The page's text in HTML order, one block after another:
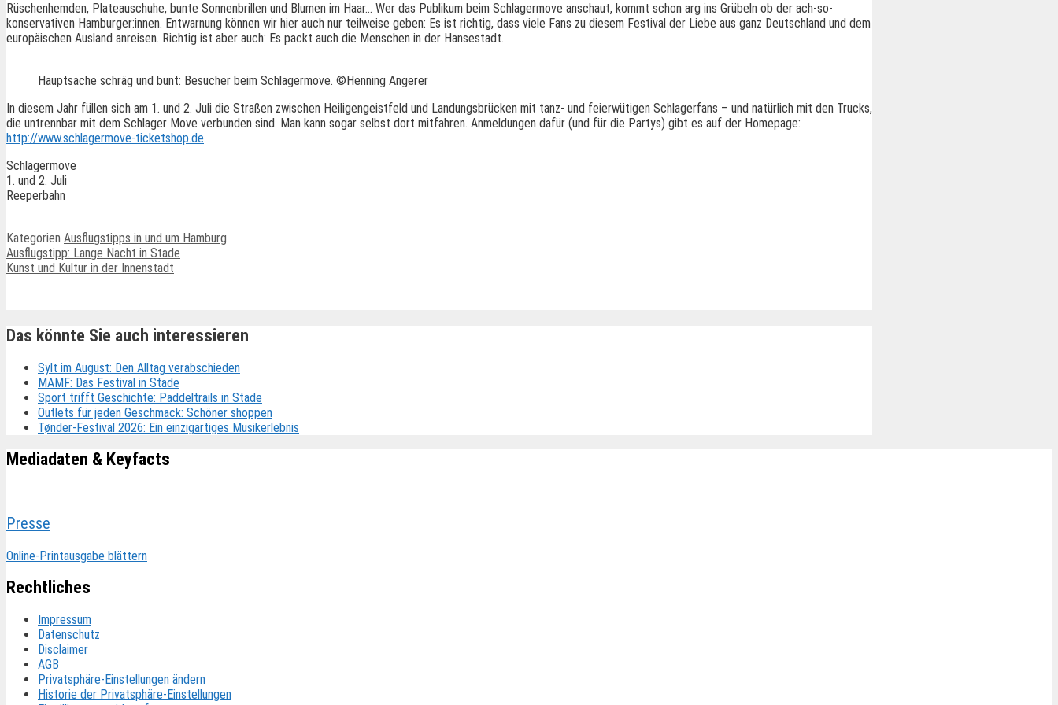
Rüschenhemden, Plateauschuhe, bunte Sonnenbrillen und Blumen im Haar… Wer das Publikum beim Schlagermove anschaut, kommt schon arg ins Grübeln ob der ach-so-
konservativen Hamburger:innen. Entwarnung können wir hier auch nur teilweise geben: Es ist richtig, dass viele Fans zu diesem Festival der Liebe aus ganz Deutschland und dem
europäischen Ausland anreisen. Richtig ist aber auch: Es packt auch die Menschen in der Hansestadt.
Hauptsache schräg und bunt: Besucher beim Schlagermove. ©Henning Angerer
In diesem Jahr füllen sich am 1. und 2. Juli die Straßen zwischen Heiligengeistfeld und Landungsbrücken mit tanz- und feierwütigen Schlagerfans – und natürlich mit den Trucks,
die untrennbar mit dem Schlager Move verbunden sind. Man kann sogar selbst dort mitfahren. Anmeldungen dafür (und für die Partys) gibt es auf der Homepage:
http://www.schlagermove-ticketshop.de
Schlagermove
1. und 2. Juli
Reeperbahn
Kategorien Ausflugstipps in und um Hamburg
Ausflugstipp: Lange Nacht in Stade
Kunst und Kultur in der Innenstadt
Das könnte Sie auch interessieren
Sylt im August: Den Alltag verabschieden
MAMF: Das Festival in Stade
Sport trifft Geschichte: Paddeltrails in Stade
Outlets für jeden Geschmack: Schöner shoppen
Tønder-Festival 2026: Ein einzigartiges Musikerlebnis
Mediadaten & Keyfacts
Presse
Online-Printausgabe blättern
Rechtliches
Impressum
Datenschutz
Disclaimer
AGB
Privatsphäre-Einstellungen ändern
Historie der Privatsphäre-Einstellungen